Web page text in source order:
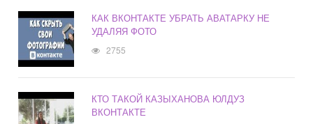
КАК ВКОНТАКТЕ УБРАТЬ АВАТАРКУ НЕ
УДАЛЯЯ ФОТО
2755
КТО ТАКОЙ КАЗЫХАНОВА ЮЛДУЗ
ВКОНТАКТЕ